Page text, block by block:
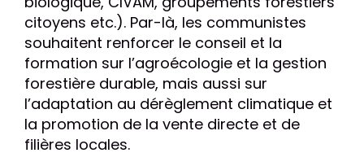
citoyens etc.). Par-là, les communistes
souhaitent renforcer le conseil et la
formation sur l’agroécologie et la gestion
forestière durable, mais aussi sur
l’adaptation au dérèglement climatique et
la promotion de la vente directe et de
filières locales.